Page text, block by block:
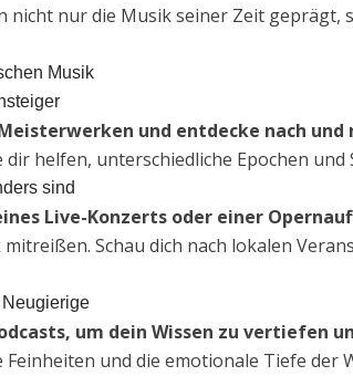
nicht nur die Musik seiner Zeit
Musik
und entdecke nach und
helfen, unterschiedliche Epochen und
sind
Live-Konzerts oder einer
Schau dich nach lokalen
um dein Wissen zu vertiefen
und die emotionale Tiefe der